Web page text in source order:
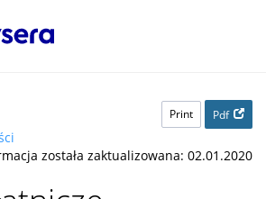
Print Pdf
została zaktualizowana: 02.01.2020